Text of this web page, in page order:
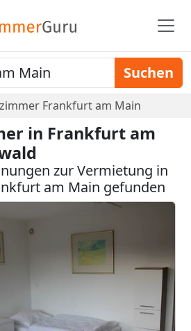
Suchen
Frankfurt am Main
in Frankfurt am
zur Vermietung in
am Main gefunden